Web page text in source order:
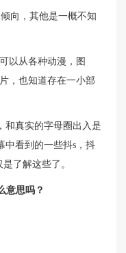
向，其他是一概不知
以从各种动漫，图
，也知道存在一小部
和真实的字母圈出入是
中看到的一些抖s，抖
了解这些了。
意思吗？